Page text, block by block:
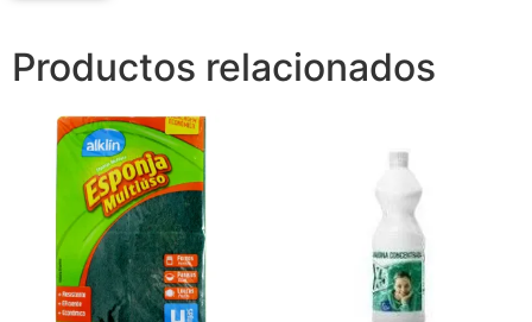
Productos relacionados